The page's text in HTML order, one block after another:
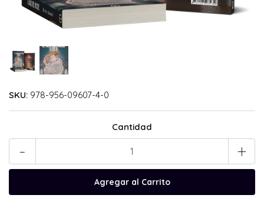
SKU: 978-956-09607-4-0
Cantidad
- +